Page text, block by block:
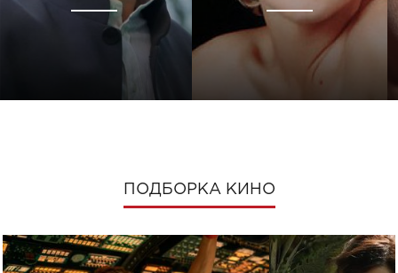
ПОДБОРКА КИНО